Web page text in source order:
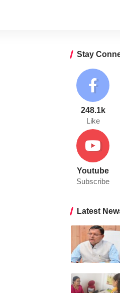
Stay
248.1k
Like
Youtube
Subscribe
Latest